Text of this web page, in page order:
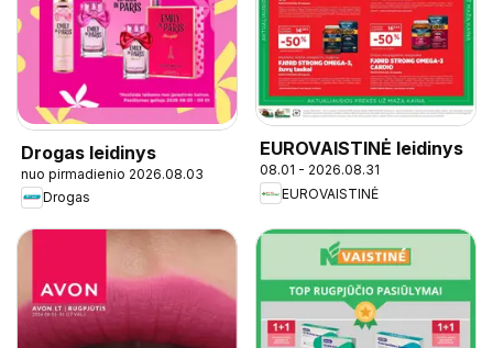
Drogas leidinys
nuo pirmadienio 2026.08.03
Drogas
EUROVAISTINĖ leidinys
08.01 - 2026.08.31
EUROVAISTINĖ